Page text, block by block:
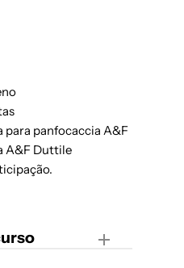
para panfocaccia A&F
A&F Duttile